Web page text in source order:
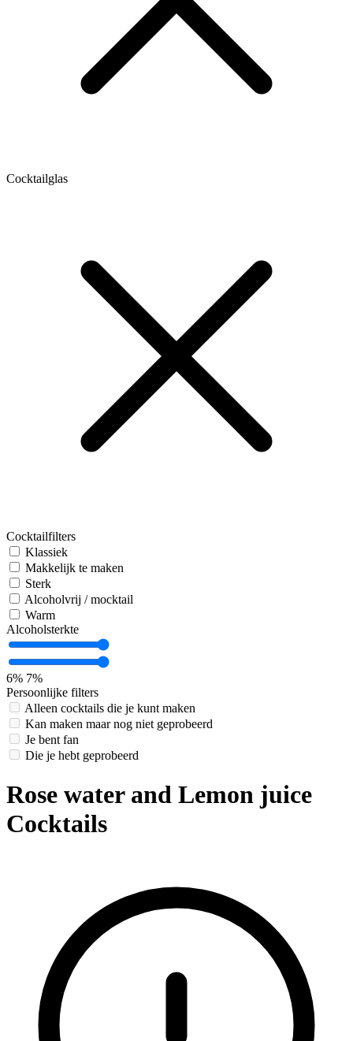
Cocktailglas
Cocktailfilters
Klassiek
Makkelijk te maken
Sterk
Alcoholvrij / mocktail
Warm
Alcoholsterkte
6% 7%
Persoonlijke filters
Alleen cocktails die je kunt maken
Kan maken maar nog niet geprobeerd
Je bent fan
Die je hebt geprobeerd
Rose water and Lemon juice
Cocktails